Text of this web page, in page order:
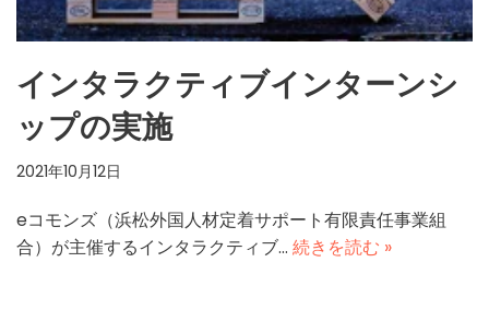
インタラクティブインターンシ
ップの実施
2021年10月12日
eコモンズ（浜松外国人材定着サポート有限責任事業組
合）が主催するインタラクティブ… 続きを読む »